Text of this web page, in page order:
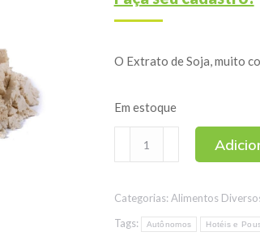
O Extrato de Soja, muito
Em estoque
de
sem
Açúcar
Categorias: Alimentos
Tags:
Autônomos Hotéis e